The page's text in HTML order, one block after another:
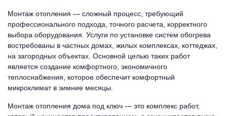
Монтаж отопления — сложный процесс, требующий
профессионального подхода, точного расчета, корректного
выбора оборудования. Услуги по установке систем обогрева
востребованы в частных домах, жилых комплексах, коттеджах,
на загородных объектах. Основной целью таких работ
является создание комфортного, экономичного
теплоснабжения, которое обеспечит комфортный
микроклимат в зимние месяцы.
Монтаж отопления дома под ключ — это комплекс работ,